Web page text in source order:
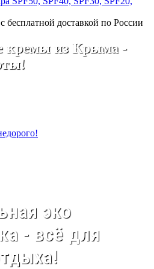
кремы из Крыма -
эко
- всё для